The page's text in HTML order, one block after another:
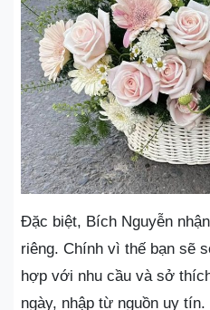
Đặc biệt, Bích Nguyễn
riêng. Chính vì thế bạn sẽ
hợp với nhu cầu và sở
ngày, nhập từ nguồn uy